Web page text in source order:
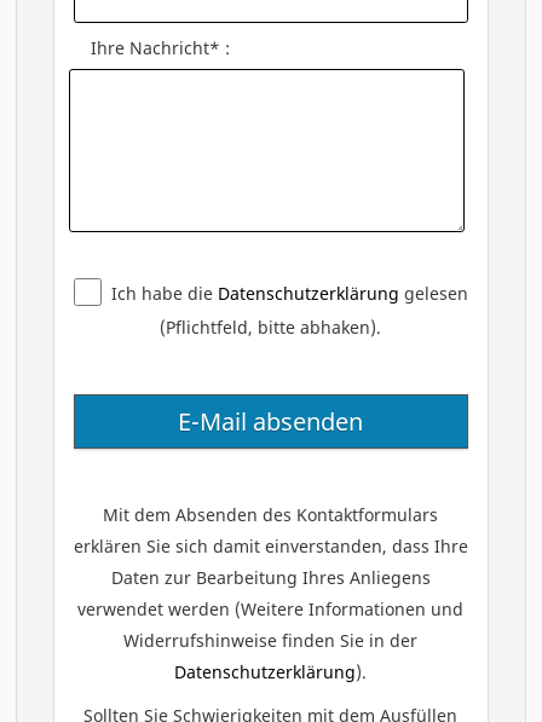
Ihre Nachricht* :
Ich habe die Datenschutzerklärung gelesen
(Pflichtfeld, bitte abhaken).
Mit dem Absenden des Kontaktformulars
erklären Sie sich damit einverstanden, dass Ihre
Daten zur Bearbeitung Ihres Anliegens
verwendet werden (Weitere Informationen und
Widerrufshinweise finden Sie in der
Datenschutzerklärung).
Sollten Sie Schwierigkeiten mit dem Ausfüllen